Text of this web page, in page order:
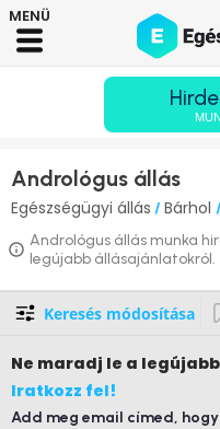
Andrológus állás
Egészségügyi állás / Bárhol /
Andrológus állás munka
legújabb állásajánlatokról.
Keresés módosítása
Ne maradj le a
Iratkozz fel!
Add meg email címed,